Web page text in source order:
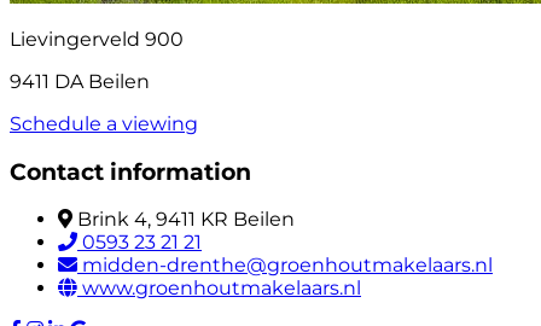
Lievingerveld 900
9411 DA Beilen
Schedule a viewing
Contact information
Brink 4, 9411 KR Beilen
0593 23 21 21
midden-drenthe@groenhoutmakelaars.nl
www.groenhoutmakelaars.nl